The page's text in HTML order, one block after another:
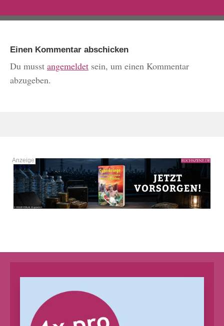
Einen Kommentar abschicken
Du musst angemeldet sein, um einen Kommentar
abzugeben.